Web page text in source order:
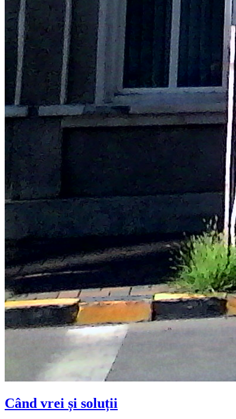
Când vrei și soluții